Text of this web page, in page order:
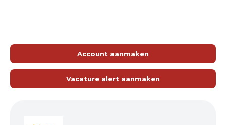
Account aanmaken
Vacature alert aanmaken